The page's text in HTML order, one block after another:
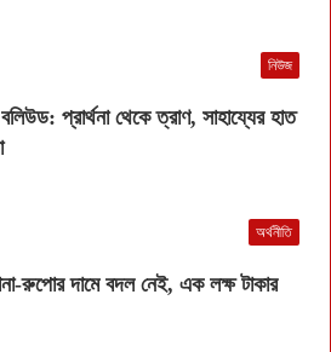
নিউজ
প্রার্থনা থেকে ত্রাণ, সাহায্যের হাত
অর্থনীতি
রুপোর দামে বদল নেই, এক লক্ষ টাকার